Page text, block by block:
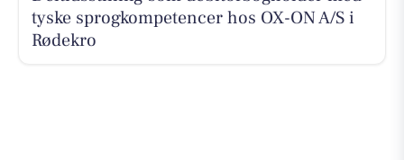
tyske sprogkompetencer hos OX-ON A/S i
Rødekro